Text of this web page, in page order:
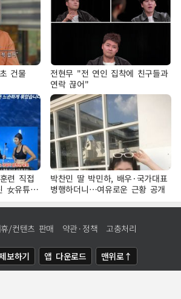
건물
전현무 "전 연인 집착에 친구들과
연락 끊어"
련 직접
女유튜버
박찬민 딸 박민하, 배우·국가대표
병행하더니…여유로운 근황 공개
/컨텐츠 판매 약관·정책 고충처리
보하기 앱 다운로드 맨위로↑